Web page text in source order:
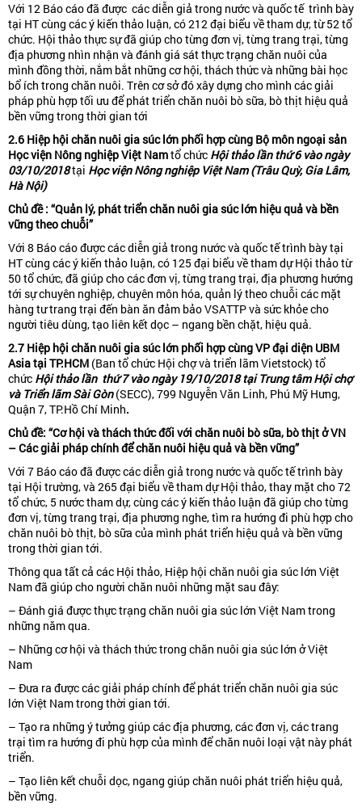
Với 12 Báo cáo đã được các diễn giả trong nước và quốc tế trình bày
tại HT cùng các ý kiến thảo luận, có 212 đại biểu về tham dự, từ 52 tổ
chức. Hội thảo thực sự đã giúp cho từng đơn vị, từng trang trại, từng
địa phương nhìn nhận và đánh giá sát thực trạng chăn nuôi của
mình đồng thời, nắm bắt những cơ hội, thách thức và những bài học
bổ ích trong chăn nuôi. Trên cơ sở đó xây dựng cho mình các giải
pháp phù hợp tối ưu để phát triển chăn nuôi bò sữa, bò thịt hiệu quả
bền vững trong thời gian tới
2.6 Hiệp hội chăn nuôi gia súc lớn phối hợp cùng Bộ môn ngoại sản
Học viện Nông nghiệp Việt Namtổ chức Hội thảo lần thứ6 vào ngày
03/10/2018tại Học viện Nông nghiệp Việt Nam (Trâu Quỳ, Gia Lâm,
Hà Nội)
Chủđề: “Quản lý, phát triển chăn nuôi gia súc lớn hiệu quả và bền
vữngtheo chuỗi”
Với 8 Báo cáo được các diễn giả trong nước và quốc tế trình bày tại
HT cùng các ý kiến thảo luận, có 125 đại biểu về tham dự Hội thảo từ
50 tổ chức, đã giúp cho các đơn vị, từng trang trại, địa phương hướng
tới sự chuyên nghiệp, chuyên môn hóa, quản lý theo chuỗi các mặt
hàng tư trang trại đến bàn ăn đảm bảo VSATTP và sức khỏe cho
người tiêu dùng, tạo liên kết dọc – ngang bền chặt, hiệu quả.
2.7 Hiệp hội chăn nuôi gia súc lớn phối hợp cùng VP đại diện UBM
Asia tại TP.HCM (Ban tổ chức Hội chợ và triển lãm Vietstock) tổ
chức Hội thảo lần thứ7 vào ngày 19/10/2018 tại Trung tâm Hội chợ
và Triển lãm Sài Gòn(SECC), 799 Nguyễn Văn Linh, Phú Mỹ Hưng,
Quận 7, TP.Hồ Chí Minh.
Chủđề: “Cơ hội và thách thức đối với chăn nuôi bò sữa, bò thịt ở VN
– Các giải pháp chính để chăn nuôi hiệu quả và bền vững”
Với 7 Báo cáo đã được các diễn giả trong nước và quốc tế trình bày
tại Hội trường, và 265 đại biểu về tham dự Hội thảo, thay mặt cho 72
tổ chức, 5 nước tham dự, cùng các ý kiến thảo luận đã giúp cho từng
đơn vị, từng trang trại, địa phương nghe, tìm ra hướng đi phù hợp cho
chăn nuôi bò thịt, bò sữa của mình phát triển hiệu quả và bền vững
trong thời gian tới.
Thông qua tất cả các Hội thảo, Hiệp hội chăn nuôi gia súc lớn Việt
Nam đã giúp cho người chăn nuôi những mặt sau đây:
– Đánh giá được thực trạng chăn nuôi gia súc lớn Việt Nam trong
những năm qua.
– Những cơ hội và thách thức trong chăn nuôi gia súc lớn ở Việt
Nam
– Đưa ra được các giải pháp chính để phát triển chăn nuôi gia súc
lớn Việt Nam trong thời gian tới.
– Tạo ra những ý tưởng giúp các địa phương, các đơn vị, các trang
trại tìm ra hướng đi phù hợp của mình để chăn nuôi loại vật này phát
triển.
– Tạo liên kết chuỗi dọc, ngang giúp chăn nuôi phát triển hiệu quả,
bền vững.